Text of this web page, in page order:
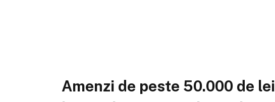
Amenzi de peste 50.000 de